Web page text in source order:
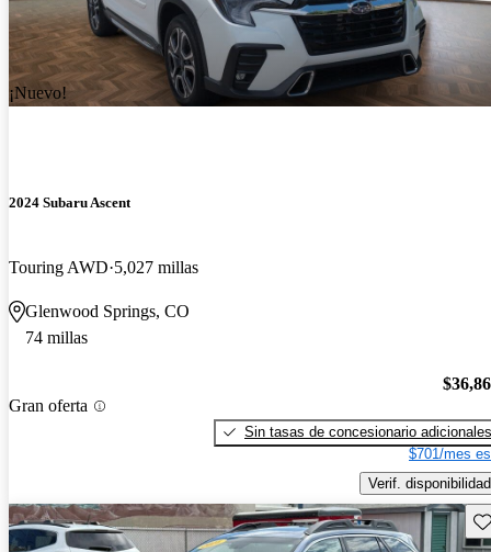
¡Nuevo!
2024 Subaru Ascent
Touring AWD 5,027 millas
Glenwood Springs, CO
74 millas
Gran oferta
Sin tasas de concesionario adicionales
$701/mes
Verif. disponibilidad